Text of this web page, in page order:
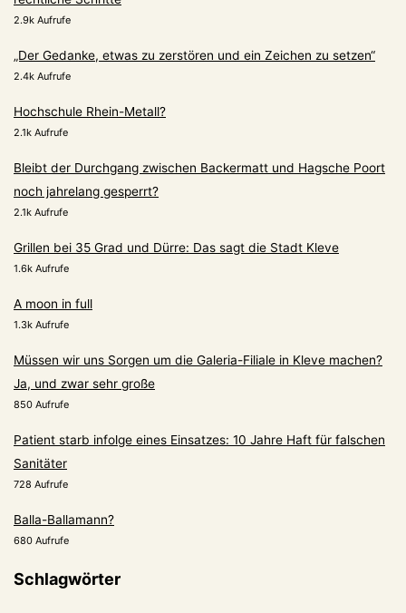
2.9k Aufrufe
„Der Gedanke, etwas zu zerstören und ein Zeichen zu setzen“
2.4k Aufrufe
Hochschule Rhein-Metall?
2.1k Aufrufe
Bleibt der Durchgang zwischen Backermatt und Hagsche Poort
noch jahrelang gesperrt?
2.1k Aufrufe
Grillen bei 35 Grad und Dürre: Das sagt die Stadt Kleve
1.6k Aufrufe
A moon in full
1.3k Aufrufe
Müssen wir uns Sorgen um die Galeria-Filiale in Kleve machen?
Ja, und zwar sehr große
850 Aufrufe
Patient starb infolge eines Einsatzes: 10 Jahre Haft für falschen
Sanitäter
728 Aufrufe
Balla-Ballamann?
680 Aufrufe
Schlagwörter